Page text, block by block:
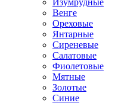
Изумрудные
Венге
Ореховые
Янтарные
Сиреневые
Салатовые
Фиолетовые
Мятные
Золотые
Синие